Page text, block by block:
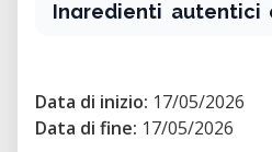
Ingredienti autentici
valorizzano semplicità e
Data di inizio: 17/05/2026
Data di fine: 17/05/2026